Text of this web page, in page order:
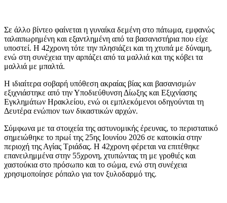
Σε άλλο βίντεο φαίνεται η γυναίκα δεμένη στο πάτωμα, εμφανώς
ταλαιπωρημένη και εξαντλημένη από τα βασανιστήρια που είχε
υποστεί. Η 42χρονη τότε την πλησιάζει και τη χτυπά με δύναμη,
ενώ στη συνέχεια την αρπάζει από τα μαλλιά και της κόβει τα
μαλλιά με μπαλτά.
Η ιδιαίτερα σοβαρή υπόθεση ακραίας βίας και βασανισμών
εξιχνιάστηκε από την Υποδιεύθυνση Δίωξης και Εξιχνίασης
Εγκλημάτων Ηρακλείου, ενώ οι εμπλεκόμενοι οδηγούνται τη
Δευτέρα ενώπιον των δικαστικών αρχών.
Σύμφωνα με τα στοιχεία της αστυνομικής έρευνας, το περιστατικό
σημειώθηκε το πρωί της 25ης Ιουνίου 2026 σε κατοικία στην
περιοχή της Αγίας Τριάδας. Η 42χρονη φέρεται να επιτέθηκε
επανειλημμένα στην 55χρονη, χτυπώντας τη με γροθιές και
χαστούκια στο πρόσωπο και το σώμα, ενώ στη συνέχεια
χρησιμοποίησε ρόπαλο για τον ξυλοδαρμό της.